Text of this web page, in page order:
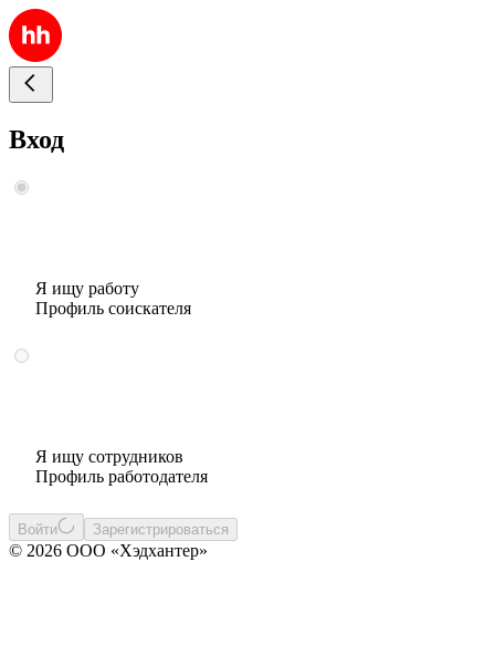
Вход
Я ищу работу
Профиль соискателя
Я ищу сотрудников
Профиль работодателя
Войти Зарегистрироваться
© 2026 ООО «Хэдхантер»